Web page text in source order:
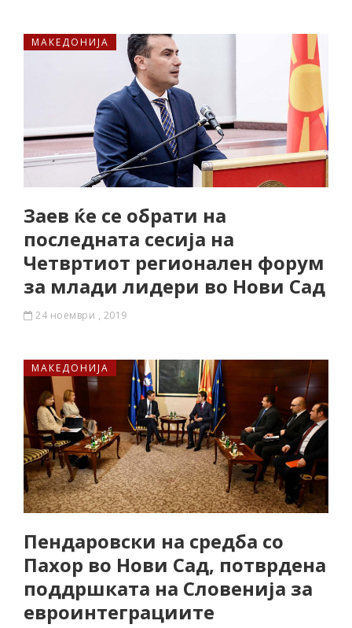
МАКЕДОНИЈА
Заев ќе се обрати на
последната сесија на
Четвртиот регионален форум
за млади лидери во Нови Сад
24 ноември , 2019
МАКЕДОНИЈА
Пендаровски на средба со
Пахор во Нови Сад, потврдена
поддршката на Словенија за
евроинтеграциите